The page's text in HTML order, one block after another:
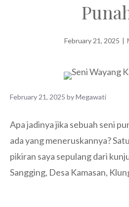
February 21, 2025 |
February 21, 2025 byMegawati
Apa jadinya jika sebuah seni
ada yang meneruskannya?
pikiran saya sepulang dari
Sangging, Desa Kamasan,